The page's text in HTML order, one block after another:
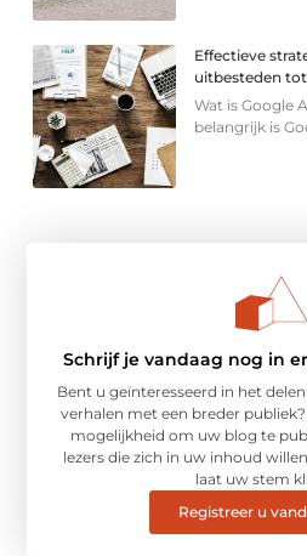
Effectieve
uitbesteden
Wat is Google
belangrijk is
Schrijf je vandaag nog in
Bent u geïnteresseerd in het
verhalen met een breder
mogelijkheid om uw blog te
lezers die zich in uw inhoud
laat uw stem
Registreer u